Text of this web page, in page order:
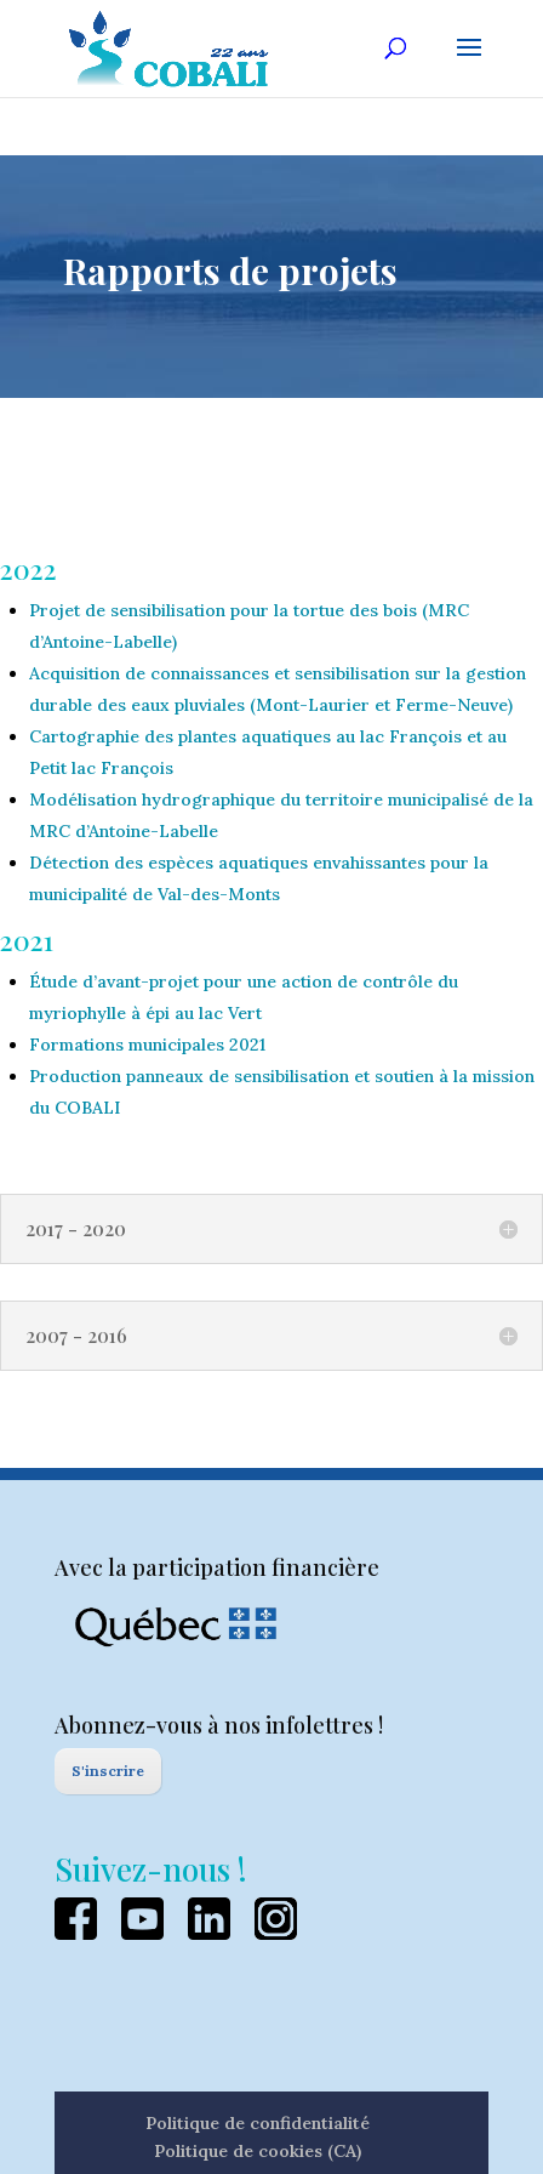
Rapports de projets
2022
Projet de sensibilisation pour la tortue des bois (MRC
d’Antoine-Labelle)
Acquisition de connaissances et sensibilisation sur la gestion
durable des eaux pluviales (Mont-Laurier et Ferme-Neuve)
Cartographie des plantes aquatiques au lac François et au
Petit lac François
Modélisation hydrographique du territoire municipalisé de la
MRC d’Antoine-Labelle
Détection des espèces aquatiques envahissantes pour la
municipalité de Val-des-Monts
2021
Étude d’avant-projet pour une action de contrôle du
myriophylle à épi au lac Vert
Formations municipales 2021
Production panneaux de sensibilisation et soutien à la mission
du COBALI
2017 - 2020
2007 - 2016
Avec la participation financière
Abonnez-vous à nos infolettres !
S'inscrire
Suivez-nous !
Politique de confidentialité
Politique de cookies (CA)